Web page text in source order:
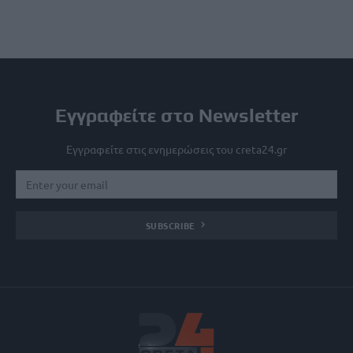
Εγγραφείτε στο Newsletter
Εγγραφείτε στις ενημερώσεις του creta24.gr
SUBSCRIBE